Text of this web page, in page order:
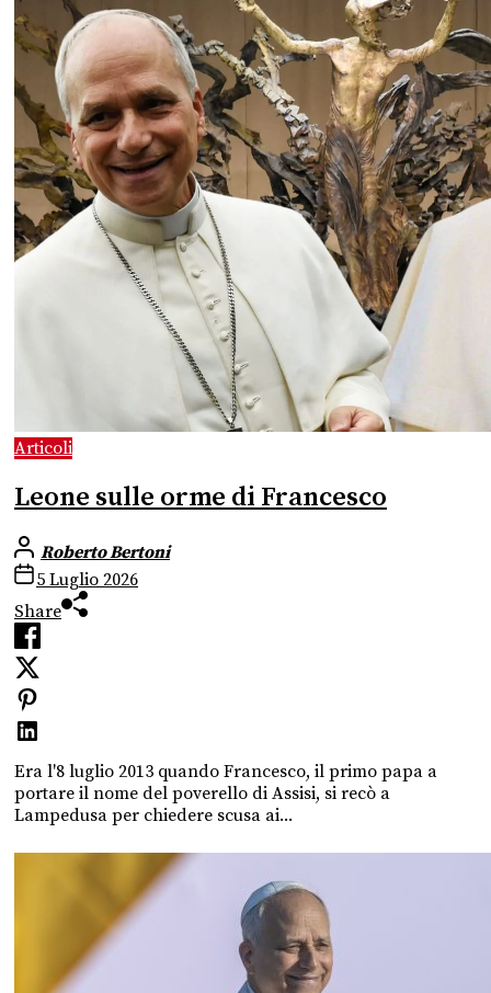
Articoli
Leone sulle orme di Francesco
Roberto Bertoni
5 Luglio 2026
Share
Era l'8 luglio 2013 quando Francesco, il primo papa a
portare il nome del poverello di Assisi, si recò a
Lampedusa per chiedere scusa ai...